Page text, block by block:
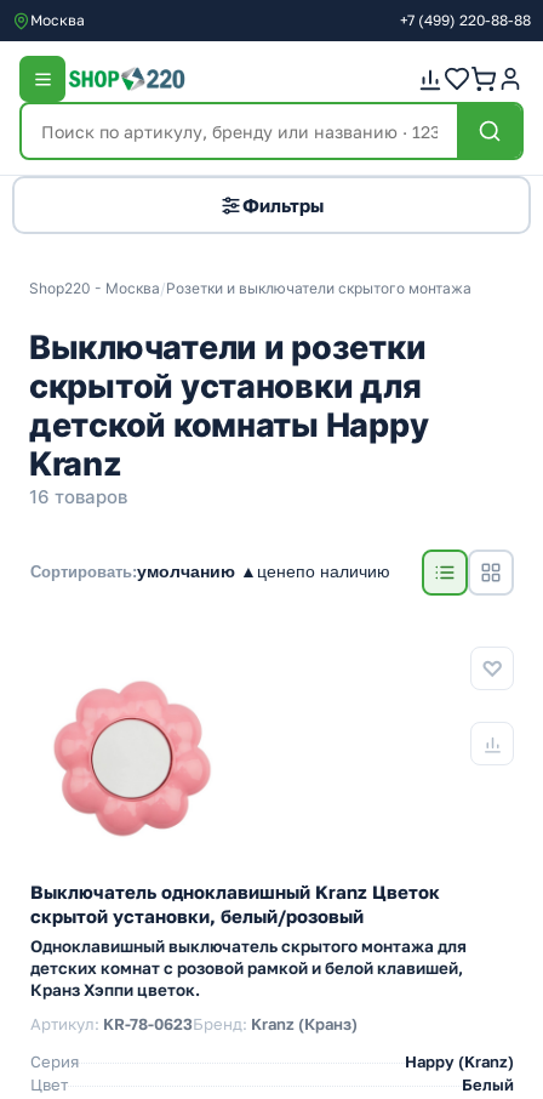
Москва +7 (499) 220-88-88
Фильтры
Shop220 - Москва/Розетки и выключатели скрытого монтажа
Выключатели и розетки
скрытой установки для
детской комнаты Happy
Kranz
16 товаров
Сортировать:умолчанию ▲ ценепо наличию
Выключатель одноклавишный Kranz Цветок
скрытой установки, белый/розовый
Одноклавишный выключатель скрытого монтажа для
детских комнат с розовой рамкой и белой клавишей,
Кранз Хэппи цветок.
Артикул: KR-78-0623Бренд: Kranz (Кранз)
Серия
Happy (Kranz)
Цвет
Белый